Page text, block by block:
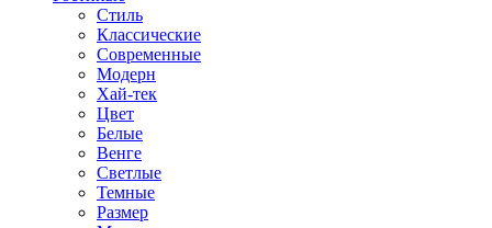
Стиль
Классические
Современные
Модерн
Хай-тек
Цвет
Белые
Венге
Светлые
Темные
Размер